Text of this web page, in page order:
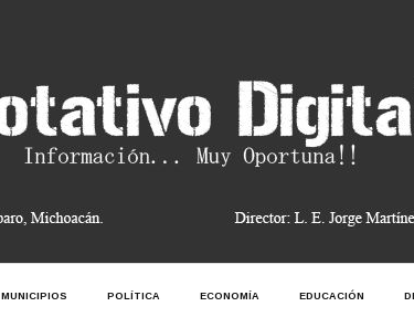
MUNICIPIOS POLÍTICA ECONOMÍA EDUCACIÓN